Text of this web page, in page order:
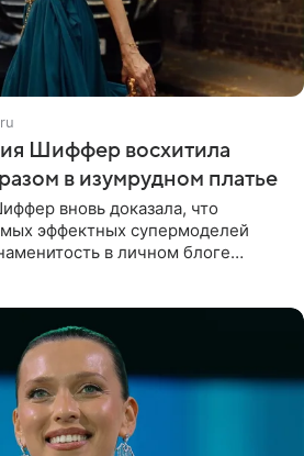
Шиффер восхитила
в изумрудном платье
вновь доказала, что
эффектных супермоделей
в личном блоге